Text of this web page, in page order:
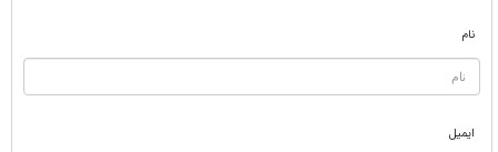
نام
ایمیل